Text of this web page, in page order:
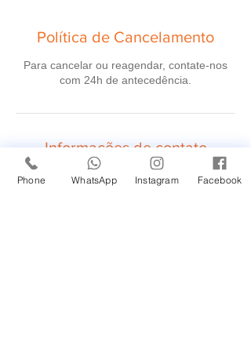
Política de Cancelamento
Para cancelar ou reagendar, contate-nos
com 24h de antecedência.
Informações de contato
Phone WhatsApp Instagram Facebook